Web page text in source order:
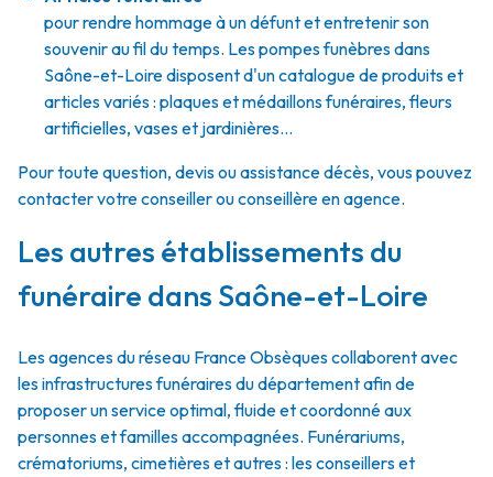
pour rendre hommage à un défunt et entretenir son
souvenir au fil du temps. Les pompes funèbres dans
Saône-et-Loire disposent d'un catalogue de produits et
articles variés : plaques et médaillons funéraires, fleurs
artificielles, vases et jardinières...
Pour toute question, devis ou assistance décès, vous pouvez
contacter votre conseiller ou conseillère en agence.
Les autres établissements du
funéraire dans Saône-et-Loire
Les agences du réseau France Obsèques collaborent avec
les infrastructures funéraires du département afin de
proposer un service optimal, fluide et coordonné aux
personnes et familles accompagnées. Funérariums,
crématoriums, cimetières et autres : les conseillers et